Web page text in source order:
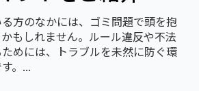
方のなかには、ゴミ問題で頭を抱
もしれません。ルール違反や不法
めには、トラブルを未然に防ぐ環
。...